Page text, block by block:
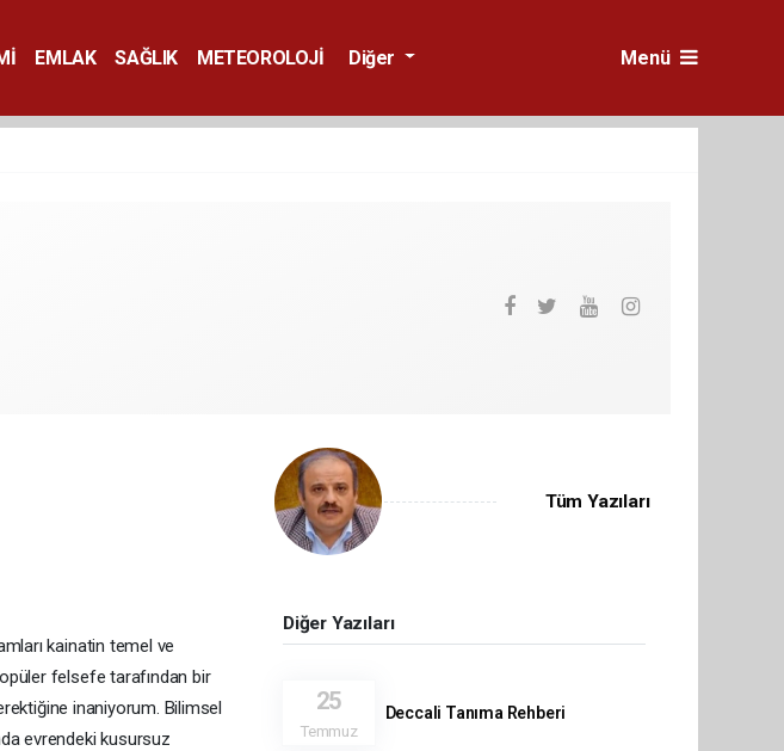
EMLAK SAĞLIK
METEOROLOJİ
Diğer Menü
kainatin temel ve
felsefe tarafından bir
inaniyorum. Bilimsel
evrendeki kusursuz
Tüm Yazıları
Diğer Yazıları
25
Temmuz
Deccali Tanıma Rehberi